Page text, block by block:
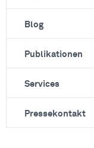
Blog
Publikationen
Services
Pressekontakt